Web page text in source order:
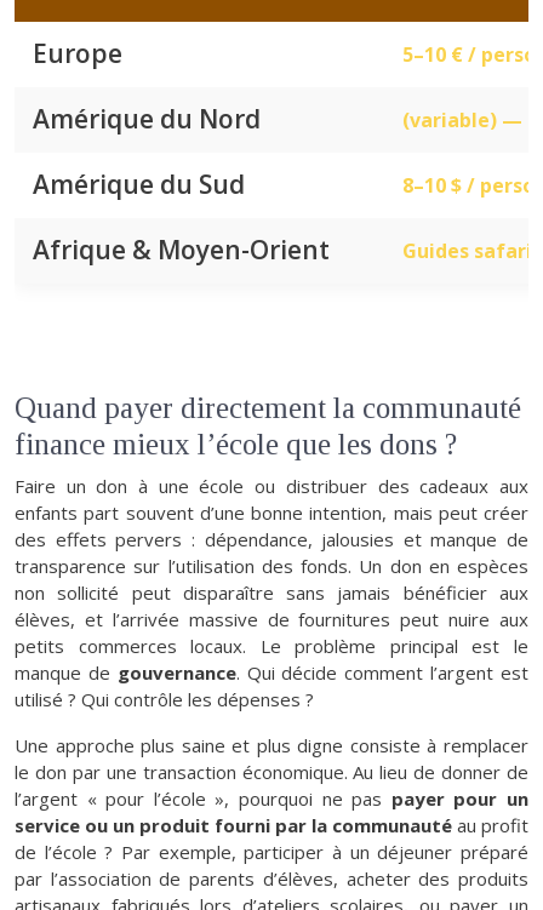
Europe 5–10 € /
Amérique du Nord (variable) —
Amérique du Sud 8–10 $ /
Afrique & Moyen-Orient Guides safari
Quand payer directement la communauté
finance mieux l’école que les dons ?
Faire un don à une école ou distribuer des cadeaux aux
enfants part souvent d’une bonne intention, mais peut créer
des effets pervers : dépendance, jalousies et manque de
transparence sur l’utilisation des fonds. Un don en espèces
non sollicité peut disparaître sans jamais bénéficier aux
élèves, et l’arrivée massive de fournitures peut nuire aux
petits commerces locaux. Le problème principal est le
manque de gouvernance. Qui décide comment l’argent est
utilisé ? Qui contrôle les dépenses ?
Une approche plus saine et plus digne consiste à remplacer
le don par une transaction économique. Au lieu de donner de
l’argent « pour l’école », pourquoi ne pas payer pour un
service ou un produit fourni par la communauté au profit
de l’école ? Par exemple, participer à un déjeuner préparé
par l’association de parents d’élèves, acheter des produits
artisanaux fabriqués lors d’ateliers scolaires, ou payer un